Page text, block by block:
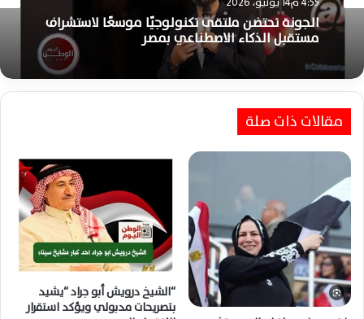
الجونة تحتضن ملتقى تكنولوجيًا موسعًا لاستشراف
مستقبل الذكاء الاصطناعي بمصر
مقالات ذات صلة
“الشيخ درويش أبو جراد “يشيد
بتصريحات مدبولي ويؤكد استقرار